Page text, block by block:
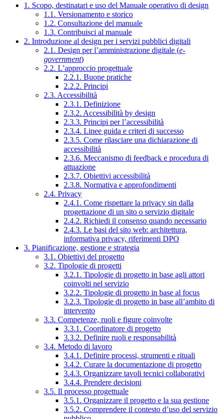
1. Scopo, destinatari e uso del Manuale operativo di design
1.1. Versionamento e storico
1.2. Consultazione del manuale
1.3. Contribuisci al manuale
2. Introduzione al design per i servizi pubblici digitali
2.1. Design per l’amministrazione digitale (e-
government)
2.2. L’approccio progettuale
2.2.1. Buone pratiche
2.2.2. Principi
2.3. Accessibilità
2.3.1. Definizione
2.3.2. Accessibilità by design
2.3.3. Principi per l’accessibilità
2.3.4. Linee guida e criteri di successo
2.3.5. Come rilasciare una dichiarazione di
accessibilità
2.3.6. Meccanismo di feedback e procedura di
attuazione
2.3.7. Obiettivi accessibilità
2.3.8. Normativa e approfondimenti
2.4. Privacy
2.4.1. Come rispettare la privacy sin dalla
progettazione di un sito o servizio digitale
2.4.2. Richiedi il consenso quando necessario
2.4.3. Le basi del sito web: architettura,
informativa privacy, riferimenti DPO
3. Pianificazione, gestione e strategia
3.1. Obiettivi del progetto
3.2. Tipologie di progetti
3.2.1. Tipologie di progetto in base agli attori
coinvolti nel servizio
3.2.2. Tipologie di progetto in base al focus
3.2.3. Tipologie di progetto in base all’ambito di
intervento
3.3. Competenze, ruoli e figure coinvolte
3.3.1. Coordinatore di progetto
3.3.2. Definire ruoli e responsabilità
3.4. Metodo di lavoro
3.4.1. Definire processi, strumenti e rituali
3.4.2. Curare la documentazione di progetto
3.4.3. Organizzare tavoli tecnici collaborativi
3.4.4. Prendere decisioni
3.5. Il processo progettuale
3.5.1. Organizzare il progetto e la sua gestione
3.5.2. Comprendere il contesto d’uso del servizio